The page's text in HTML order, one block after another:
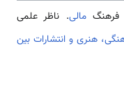
مالی. ناظر علمی
هنری و انتشارات بین